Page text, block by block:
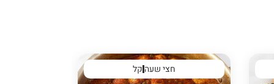
חצי שעה קל